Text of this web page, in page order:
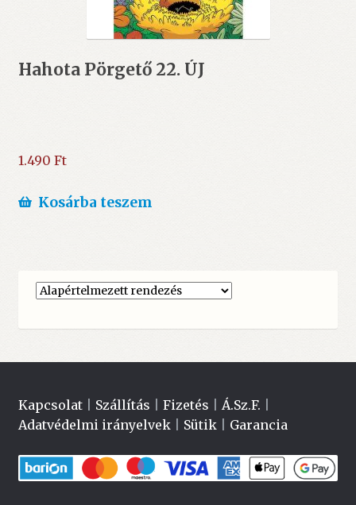
Hahota Pörgető 22. ÚJ
1.490 Ft
Kosárba teszem
Kapcsolat| Szállítás Fizetés Á.Sz.F.
Adatvédelmi irányelvek| Sütik| Garancia